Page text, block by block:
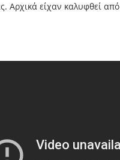
Αρχικά είχαν καλυφθεί